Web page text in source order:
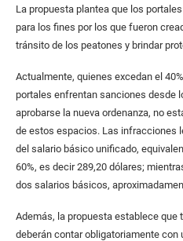
La propuesta plantea que los
para los fines por los que fueron
tránsito de los peatones y brindar
Actualmente, quienes excedan el
portales enfrentan sanciones desde
aprobarse la nueva ordenanza, no
de estos espacios. Las infracciones
del salario básico unificado,
60%, es decir 289,20 dólares;
dos salarios básicos,
Además, la propuesta establece
deberán contar obligatoriamente con